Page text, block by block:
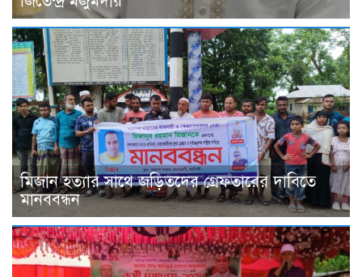
মিজান হত্যার সাথে জড়িতদের গ্রেফতারের দাবিতে
মানববন্ধন